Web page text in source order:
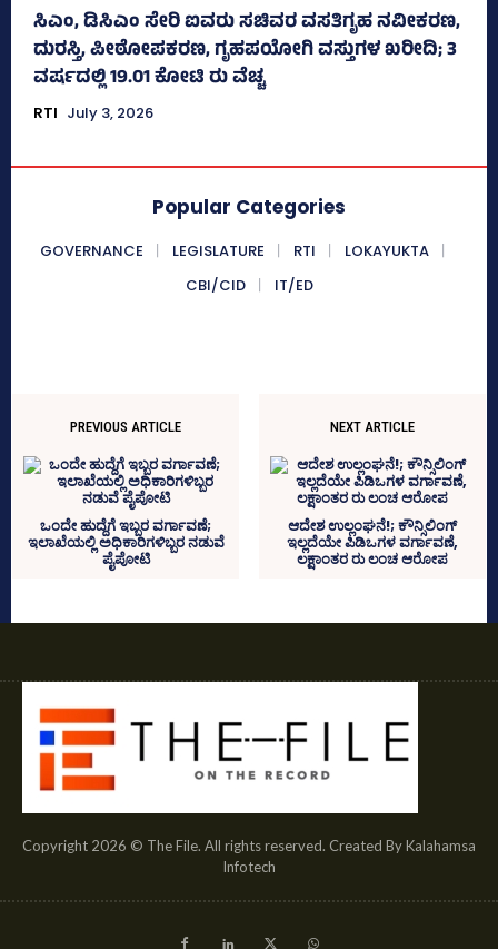
ಸಿಎಂ, ಡಿಸಿಎಂ ಸೇರಿ ಐವರು ಸಚಿವರ ವಸತಿಗೃಹ ನವೀಕರಣ,
ದುರಸ್ತಿ, ಪೀಠೋಪಕರಣ, ಗೃಹಪಯೋಗಿ ವಸ್ತುಗಳ ಖರೀದಿ; 3
ವರ್ಷದಲ್ಲಿ 19.01 ಕೋಟಿ ರು ವೆಚ್ಚ
RTI July 3, 2026
Popular Categories
GOVERNANCE LEGISLATURE RTI
LOKAYUKTA
CBI/CID
IT/ED
PREVIOUS ARTICLE
ಒಂದೇ ಹುದ್ದೆಗೆ ಇಬ್ಬರ ವರ್ಗಾವಣೆ;
ಇಲಾಖೆಯಲ್ಲಿ ಅಧಿಕಾರಿಗಳಿಬ್ಬರ ನಡುವೆ
ಪೈಪೋಟಿ
NEXT ARTICLE
ಆದೇಶ ಉಲ್ಲಂಘನೆ!; ಕೌನ್ಸಿಲಿಂಗ್
ಇಲ್ಲದೆಯೇ ಪಿಡಿಒಗಳ ವರ್ಗಾವಣೆ,
ಲಕ್ಷಾಂತರ ರು ಲಂಚ ಆರೋಪ
Copyright 2026 © The File. All rights reserved. Created By Kalahamsa
Infotech